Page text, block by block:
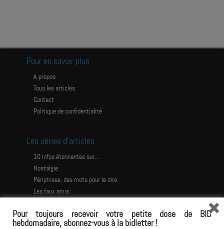
Pour en savoir plus
A propos
Tous les articles
Contact
Politique de confidentialité
Les séries d’articles
10 infos étonnantes sur…
Nostalgie
Périphrase, des mots pour le dire
Les faux amis
Les jeux
Pour toujours recevoir votre petite dose de BID
hebdomadaire, abonnez-vous à la bidletter !